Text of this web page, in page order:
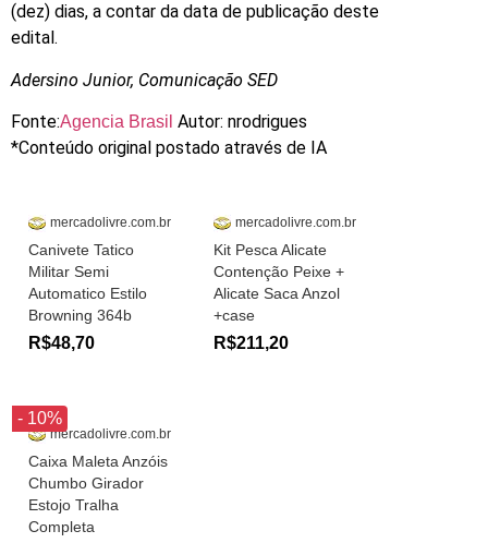
(dez) dias, a contar da data de publicação deste
edital.
Adersino Junior, Comunicação SED
Fonte:Agencia Brasil Autor: nrodrigues
*Conteúdo original postado através de IA
mercadolivre.com.br
Canivete Tatico
Militar Semi
Automatico Estilo
Browning 364b
R$48,70
mercadolivre.com.br
Kit Pesca Alicate
Contenção Peixe +
Alicate Saca Anzol
+case
R$211,20
- 10%
mercadolivre.com.br
Caixa Maleta Anzóis
Chumbo Girador
Estojo Tralha
Completa